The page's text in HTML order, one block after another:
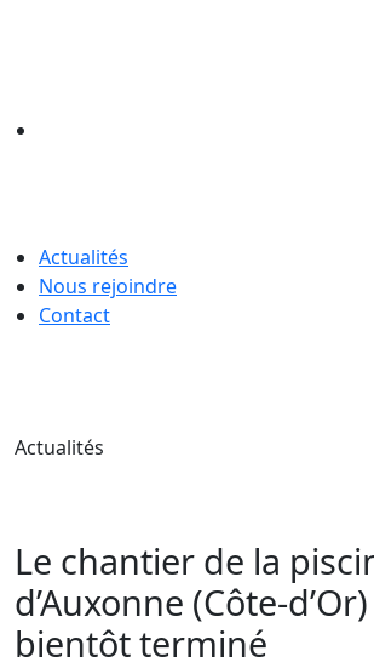
Actualités
Nous rejoindre
Contact
Actualités
Le chantier de la
d’Auxonne (Côte-
bientôt terminé